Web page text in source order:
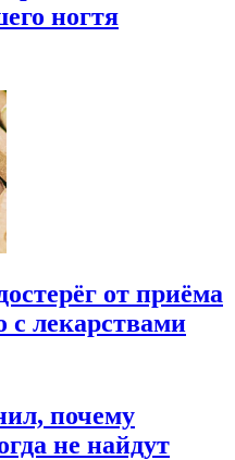
ногтя
от приёма
с лекарствами
почему
не найдут